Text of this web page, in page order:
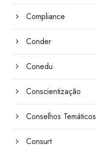
Compliance
Conder
Conedu
Conscientização
Conselhos Temáticos
Consurt